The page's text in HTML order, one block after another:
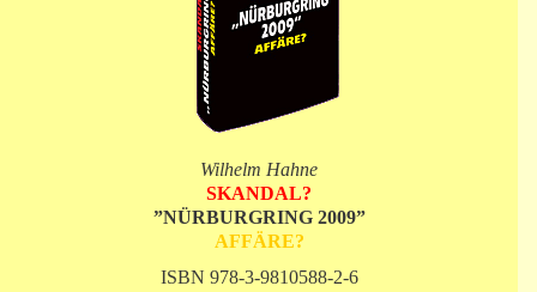
Wilhelm Hahne
SKANDAL?
”NÜRBURGRING 2009”
AFFÄRE?
ISBN 978-3-9810588-2-6